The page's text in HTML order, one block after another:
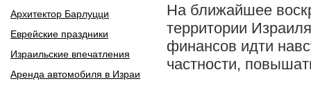
Архитектор Барлуцци
Еврейские праздники
Израильские впечатления
Аренда автомобиля в Израи
На ближайшее
территории
финансов идти
частности,